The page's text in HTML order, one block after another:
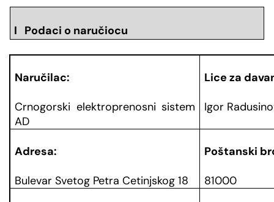
I Podaci o naručiocu
Naručilac:
Crnogorski elektroprenosni sistem
AD
Lice za
Igor
Adresa:
Bulevar Svetog Petra Cetinjskog 18
Poštanski
81000